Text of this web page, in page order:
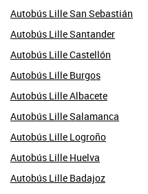
Autobús Lille San Sebastián
Autobús Lille Santander
Autobús Lille Castellón
Autobús Lille Burgos
Autobús Lille Albacete
Autobús Lille Salamanca
Autobús Lille Logroño
Autobús Lille Huelva
Autobús Lille Badajoz